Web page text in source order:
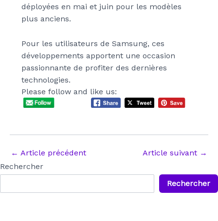
déployées en mai et juin pour les modèles
plus anciens.
Pour les utilisateurs de Samsung, ces
développements apportent une occasion
passionnante de profiter des dernières
technologies.
Please follow and like us:
Navigation
des
articles
← Article précédent Article suivant →
Rechercher
Rechercher